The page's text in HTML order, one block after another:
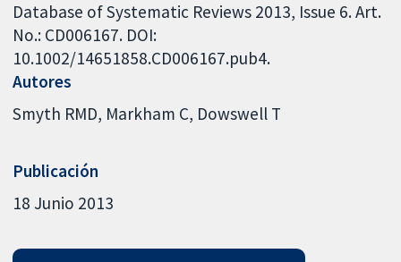
Database of Systematic Reviews 2013, Issue 6. Art.
No.: CD006167. DOI:
10.1002/14651858.CD006167.pub4.
Autores
Smyth RMD Markham C Dowswell T
Publicación
18 Junio 2013